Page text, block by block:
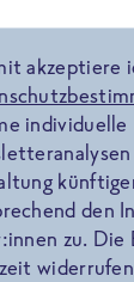
akzeptiere
individuelle
den
zu. Die